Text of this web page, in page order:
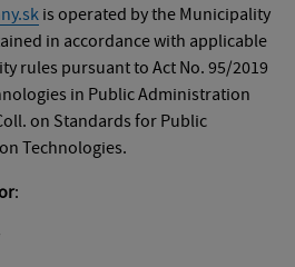
is operated by the Municipality
in accordance with applicable
rules pursuant to Act No. 95/2019
in Public Administration
on Standards for Public
Technologies.
: